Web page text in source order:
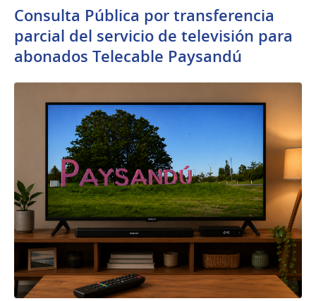
Consulta Pública por transferencia
parcial del servicio de televisión para
abonados Telecable Paysandú